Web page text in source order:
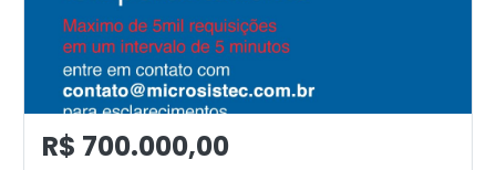
R$ 700.000,00